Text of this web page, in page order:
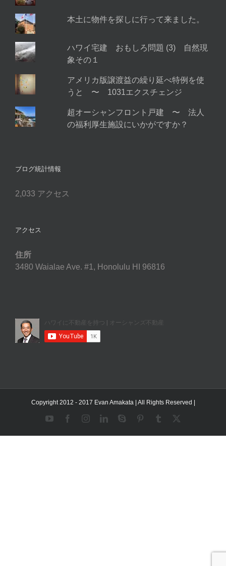
本土に物件を探しに行って来ました。
ハワイ宅建 おもしろ問題 (3) 自然現
象その１
アメリカ版譲渡益の繰り延べ特例を使
うと 〜 1031エクスチェンジ
超オーシャンフロント戸建 〜 法人
の福利厚生施設にいかがですか？
ブログ統計情報
2,033 アクセス
アクセス
住所
3480 Waialae Ave. #1, Honolulu HI 96816
Copyright 2012 - 2017 Evan Amakata | All Rights Reserved |
YouTubeFacebookInstagramLinkedInSkype PinterestTumblr